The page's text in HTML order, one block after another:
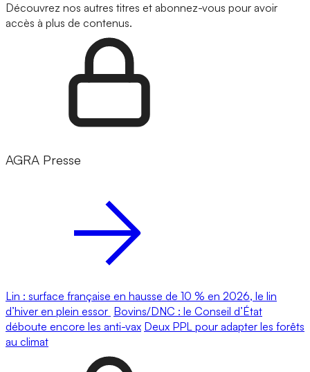
Découvrez nos autres titres et abonnez-vous pour avoir
accès à plus de contenus.
AGRA Presse
Lin : surface française en hausse de 10 % en 2026, le lin
d’hiver en plein essor Bovins/DNC : le Conseil d’État
déboute encore les anti-vax Deux PPL pour adapter les forêts
au climat